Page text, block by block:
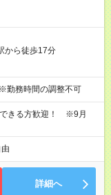
から徒歩17分
務時間の調整不可
きる方歓迎！ ※9月
詳細へ